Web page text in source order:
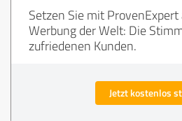
Setzen Sie mit
Werbung der Welt: Die
zufriedenen Kunden.
Jetzt kostenlos